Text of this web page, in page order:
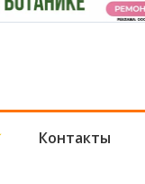
Контакты